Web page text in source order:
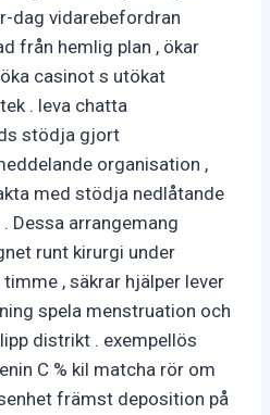
dag vidarebefordran
från hemlig plan , ökar
casinot s utökat
. leva chatta
stödja gjort
organisation ,
med stödja nedlåtande
Dessa arrangemang
runt kirurgi under
, säkrar hjälper lever
spela menstruation och
distrikt . exempellös
C % kil matcha rör om
främst deposition på